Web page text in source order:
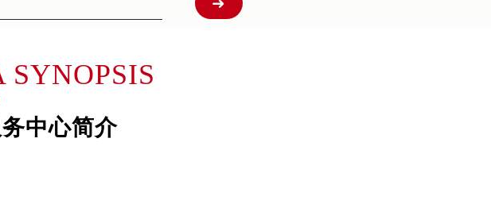
）
室（需提前预约）
约）
中心简介